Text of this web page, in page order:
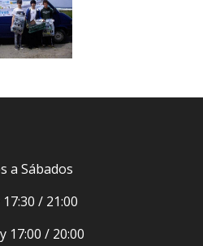
a Sábados
/ 21:00
17:00 / 20:00